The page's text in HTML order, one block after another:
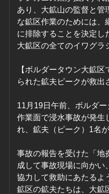
あり、大鉱山の監督と管
な鉱区作業のためには、
に排除することを決定し
大鉱区の全てのイワグラ
【ボルダータウン大鉱
られた鉱夫ピークが救出
11月19日午前、ボルダ
作業面で浸水事故が発生
れ、鉱夫（ピーク）1名
事故の報告を受けた「地
成して事故現場に向かい
協力して救助にあたるよ
鉱区の鉱夫たちは、大鉱